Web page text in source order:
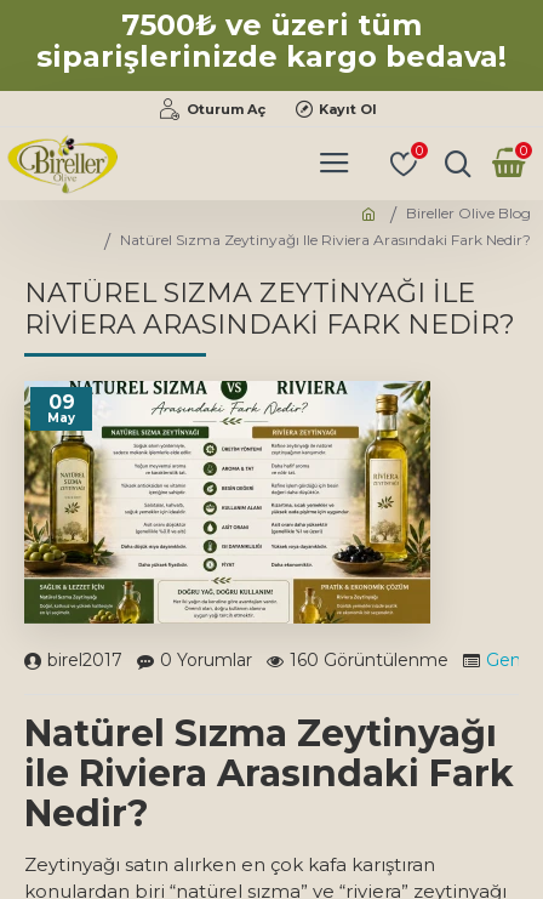
7500₺ ve üzeri tüm
siparişlerinizde kargo bedava!
Oturum Aç Kayıt Ol
0 0
Bireller Olive Blog
Natürel Sızma Zeytinyağı Ile Riviera Arasındaki Fark Nedir?
NATÜREL SIZMA ZEYTINYAĞI ILE
RIVIERA ARASINDAKI FARK NEDIR?
09
May
birel2017 0 Yorumlar 160 Görüntülenme Genel
Natürel Sızma Zeytinyağı
ile Riviera Arasındaki Fark
Nedir?
Zeytinyağı satın alırken en çok kafa karıştıran
konulardan biri “natürel sızma” ve “riviera” zeytinyağı